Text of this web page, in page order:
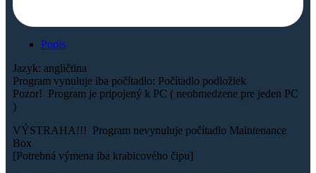
Popis
Jazyk: angličtina
Program vynuluje iba počítadlo: Počítadlo podložiek
Pozor! Program je pripojený k PC ( neobmedzene pre jeden PC
)
VÝSTRAHA!!! Program nevynuluje počítadlo Maintenance
Box
[Potrebná výmena iba krabicového čipu]